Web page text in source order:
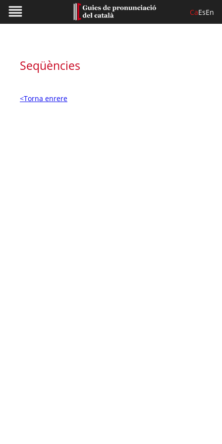
CaEsEn
Seqüències
<Torna enrere